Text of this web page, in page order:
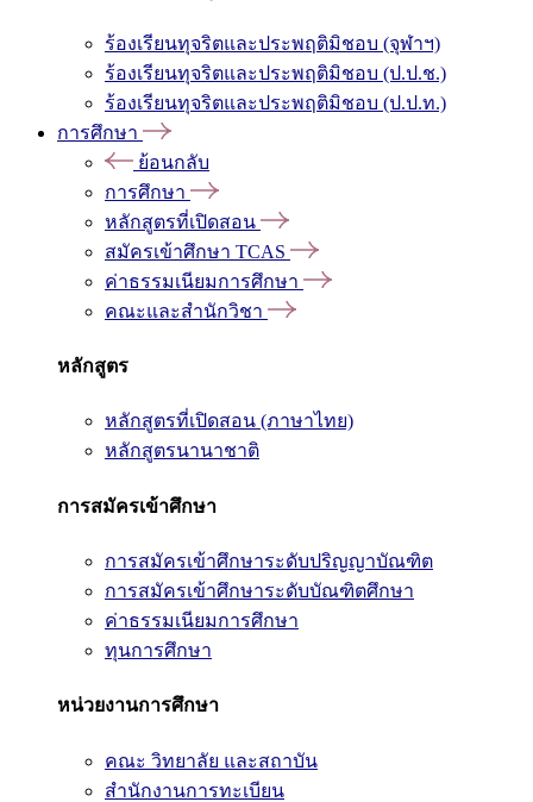
ร้องเรียนทุจริตและประพฤติมิชอบ (จุฬาฯ)
ร้องเรียนทุจริตและประพฤติมิชอบ (ป.ป.ช.)
ร้องเรียนทุจริตและประพฤติมิชอบ (ป.ป.ท.)
การศึกษา
ย้อนกลับ
การศึกษา
หลักสูตรที่เปิดสอน
สมัครเข้าศึกษา TCAS
ค่าธรรมเนียมการศึกษา
คณะและสำนักวิชา
หลักสูตร
หลักสูตรที่เปิดสอน (ภาษาไทย)
หลักสูตรนานาชาติ
การสมัครเข้าศึกษา
การสมัครเข้าศึกษาระดับปริญญาบัณฑิต
การสมัครเข้าศึกษาระดับบัณฑิตศึกษา
ค่าธรรมเนียมการศึกษา
ทุนการศึกษา
หน่วยงานการศึกษา
คณะ วิทยาลัย และสถาบัน
สำนักงานการทะเบียน